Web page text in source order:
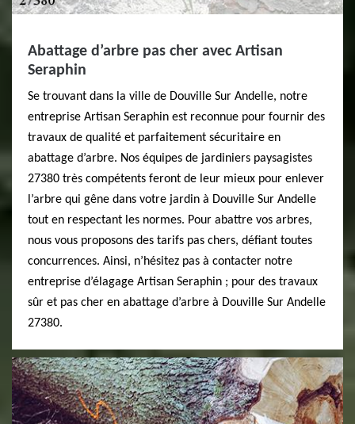
Abattage d’arbre pas cher avec Artisan
Seraphin
Se trouvant dans la ville de Douville Sur Andelle, notre
entreprise Artisan Seraphin est reconnue pour fournir des
travaux de qualité et parfaitement sécuritaire en
abattage d’arbre. Nos équipes de jardiniers paysagistes
27380 très compétents feront de leur mieux pour enlever
l’arbre qui gêne dans votre jardin à Douville Sur Andelle
tout en respectant les normes. Pour abattre vos arbres,
nous vous proposons des tarifs pas chers, défiant toutes
concurrences. Ainsi, n’hésitez pas à contacter notre
entreprise d’élagage Artisan Seraphin ; pour des travaux
sûr et pas cher en abattage d’arbre à Douville Sur Andelle
27380.